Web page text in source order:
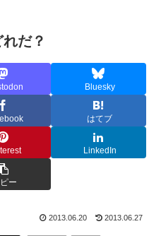
だ？
Bluesky
はてブ
LinkedIn
ー
2013.06.20 2013.06.27